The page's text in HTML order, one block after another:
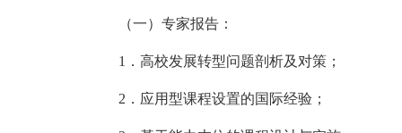
（一）专家报告：
1．高校发展转型问题剖析及对策；
2．应用型课程设置的国际经验；